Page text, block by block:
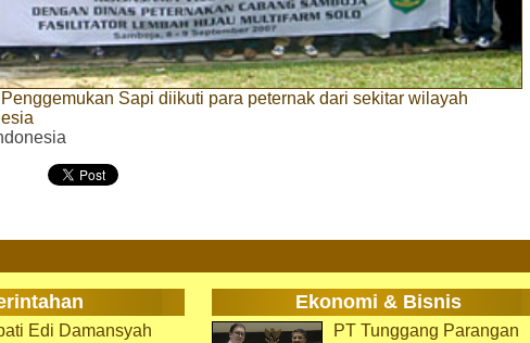
Sapi diikuti para peternak dari sekitar wilayah
Ekonomi & Bisnis
Edi Damansyah
PT Tunggang Parangan